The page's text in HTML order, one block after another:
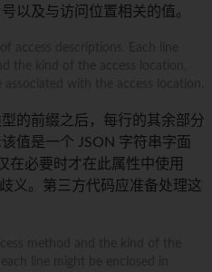
以及与访问位置相关的值。
的前缀之后，每行的其余部分
值是一个 JSON 字符串字面
在必要时才在此属性中使用
义。第三方代码应准备处理这